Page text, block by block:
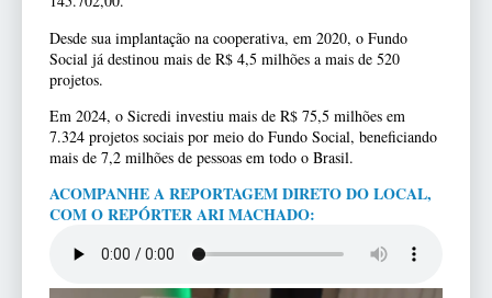
Desde sua implantação na cooperativa, em 2020, o Fundo
Social já destinou mais de R$ 4,5 milhões a mais de 520
projetos.
Em 2024, o Sicredi investiu mais de R$ 75,5 milhões em
7.324 projetos sociais por meio do Fundo Social, beneficiando
mais de 7,2 milhões de pessoas em todo o Brasil.
ACOMPANHE A REPORTAGEM DIRETO DO LOCAL,
COM O REPÓRTER ARI MACHADO: